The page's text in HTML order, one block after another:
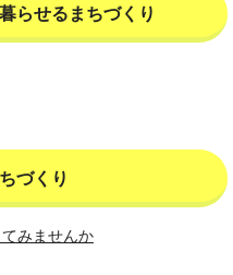
らせるまちづくり
づくり
みませんか